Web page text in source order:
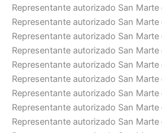
Representante autorizado San
Representante autorizado San
Representante autorizado San
Representante autorizado San
Representante autorizado San
Representante autorizado San Marte
Representante autorizado San
Representante autorizado San Marte
Representante autorizado San